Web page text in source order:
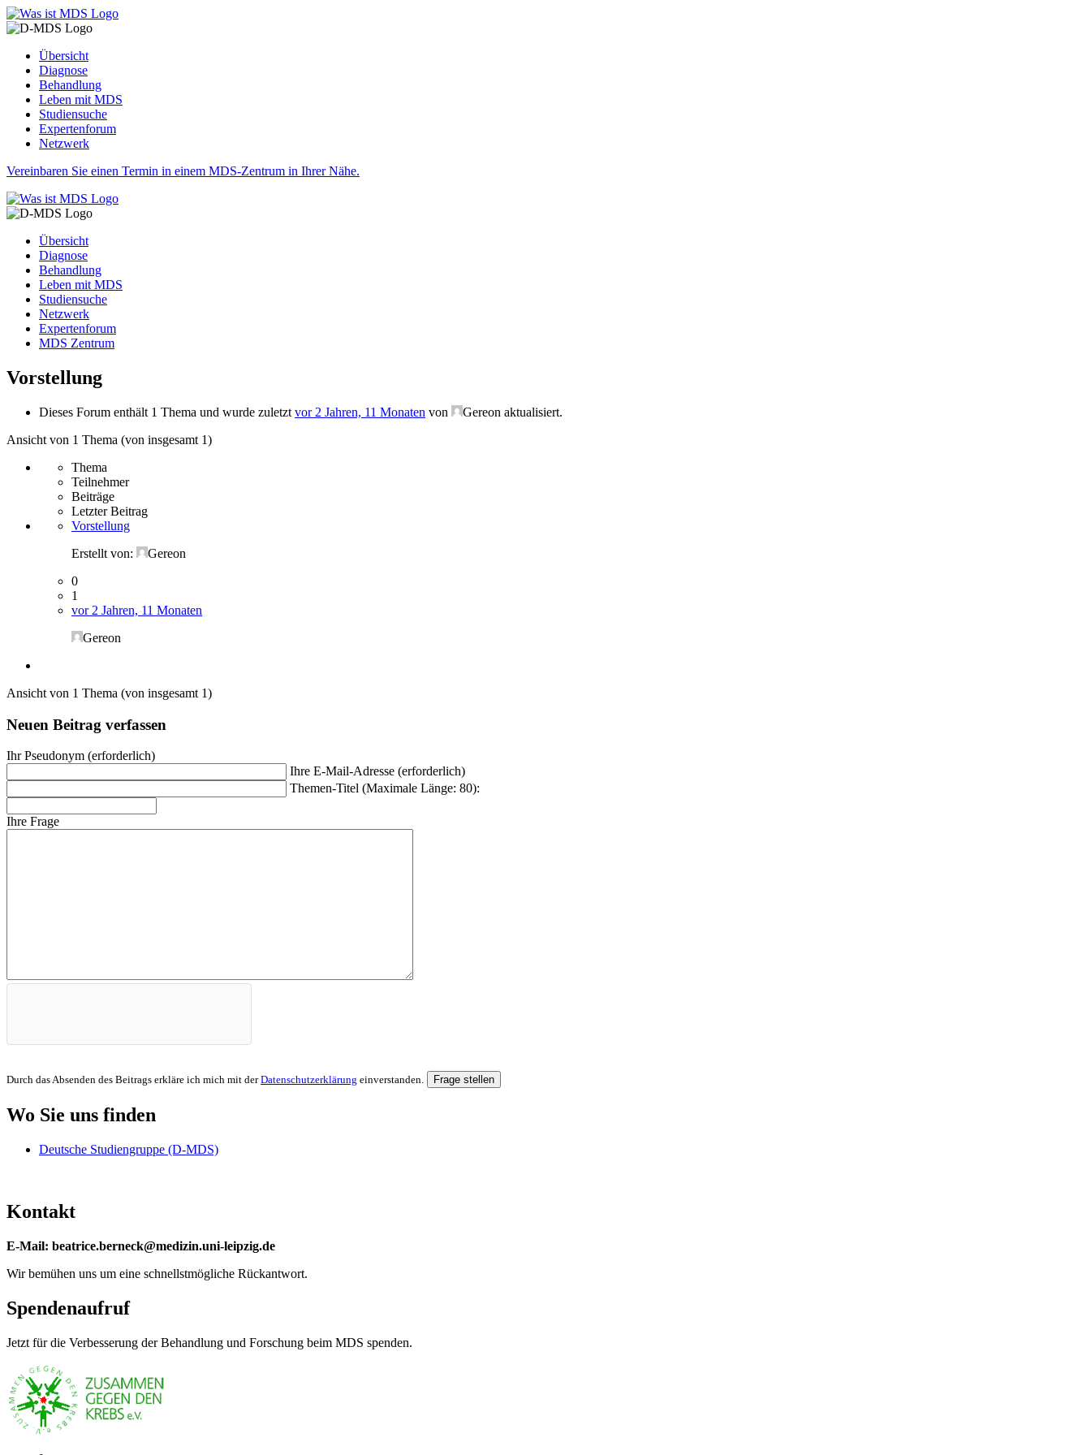
Übersicht
Diagnose
Behandlung
Leben mit MDS
Studiensuche
Expertenforum
Netzwerk
Vereinbaren Sie einen Termin in einem MDS-Zentrum in Ihrer Nähe.
Übersicht
Diagnose
Behandlung
Leben mit MDS
Studiensuche
Netzwerk
Expertenforum
MDS Zentrum
Vorstellung
Dieses Forum enthält 1 Thema und wurde zuletzt vor 2 Jahren, 11 Monaten von Gereon aktualisiert.
Ansicht von 1 Thema (von insgesamt 1)
Thema
Teilnehmer
Beiträge
Letzter Beitrag
Vorstellung
Erstellt von:
Gereon
0
1
vor 2 Jahren, 11 Monaten
Gereon
Ansicht von 1 Thema (von insgesamt 1)
Neuen Beitrag verfassen
Ihr Pseudonym (erforderlich)
Ihre E-Mail-Adresse (erforderlich)
Themen-Titel (Maximale Länge: 80):
Ihre Frage
Durch das Absenden des Beitrags erkläre ich mich mit derDatenschutzerklärung einverstanden. Frage stellen
Wo Sie uns finden
Deutsche Studiengruppe (D-MDS)
Kontakt
E-Mail: beatrice.berneck@medizin.uni-leipzig.de
Wir bemühen uns um eine schnellstmögliche Rückantwort.
Spendenaufruf
Jetzt für die Verbesserung der Behandlung und Forschung beim MDS spenden.